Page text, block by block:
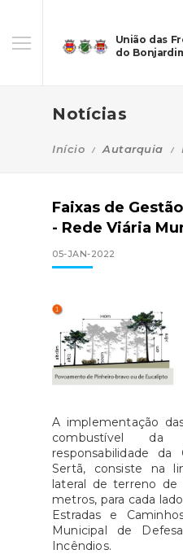
União das
do
Notícias
Início Autarquia
Faixas de
- Rede Viária
05-JAN-2022
A implementação
combustível
responsabilidade da
Sertã, consiste na
lateral de terreno de
metros, para cada
Estradas e
Municipal de
Incêndios.